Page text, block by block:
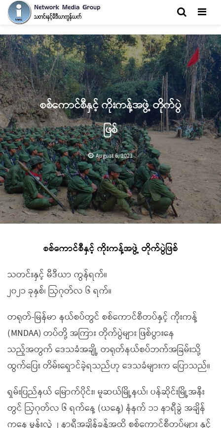
စစ်ကောင်စီနှင့် ကိုးကန့်အဖွဲ့ တိုက်ပွဲ
ဖြစ်
August 6, 2021
စစ်ကောင်စီနှင့် ကိုးကန့်အဖွဲ့ တိုက်ပွဲဖြစ်
သတင်းနှင့် မီဒီယာ ကွန်ရက်။
၂၀၂၁ ခုနှစ်၊ ဩဂုတ်လ ၆ ရက်။
တရုတ်-မြန်မာ နယ်စပ်တွင် စစ်ကောင်စီတပ်နှင့် ကိုးကန့်
(MNDAA) တပ်တို့ အကြား တိုက်ပွဲများ ဖြစ်ပွားနေ
သည့်အတွက် ဒေသခံအချို့ တရုတ်နယ်စပ်ဘက်အခြမ်းသို့
ထွက်ပြေး တိမ်းရှောင်ခဲ့ရသည်ဟု ဒေသခံများက ပြောသည်။
ရှမ်းပြည်နယ် မြောက်ပိုင်း၊ မူဆယ်မြို့နယ်၊ ပန်ဆိုင်းမြို့အနီး
တွင် ဩဂုတ်လ ၆ ရက်နေ့ (ယနေ့) နံနက် ၁၁ နာရီခွဲ အချိန်
ကနေ မွန်းလွှဲ ၂ နာရီအချိန်ခန့်အထိ စစ်ကောင်စီတပ်များ နှင့်